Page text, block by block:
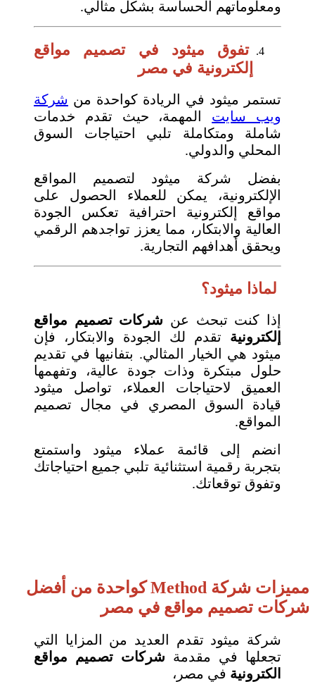
ومعلوماتهم الحساسة بشكل مثالي.
تفوق ميثود في تصميم مواقع
إلكترونية في مصر
تستمر ميثود في الريادة كواحدة من شركة
ويب سايت المهمة، حيث تقدم خدمات
شاملة ومتكاملة تلبي احتياجات السوق
المحلي والدولي.
بفضل شركة ميثود لتصميم المواقع
الإلكترونية، يمكن للعملاء الحصول على
مواقع إلكترونية احترافية تعكس الجودة
العالية والابتكار، مما يعزز تواجدهم الرقمي
ويحقق أهدافهم التجارية.
لماذا ميثود؟
إذا كنت تبحث عن شركات تصميم مواقع
إلكترونية تقدم لك الجودة والابتكار، فإن
ميثود هي الخيار المثالي. بتفانيها في تقديم
حلول مبتكرة وذات جودة عالية، وتفهمها
العميق لاحتياجات العملاء، تواصل ميثود
قيادة السوق المصري في مجال تصميم
المواقع.
انضم إلى قائمة عملاء ميثود واستمتع
بتجربة رقمية استثنائية تلبي جميع احتياجاتك
وتفوق توقعاتك.
مميزات شركة Method كواحدة من أفضل
شركات تصميم مواقع في مصر
شركة ميثود تقدم العديد من المزايا التي
تجعلها في مقدمة شركات تصميم مواقع
الكترونية في مصر،